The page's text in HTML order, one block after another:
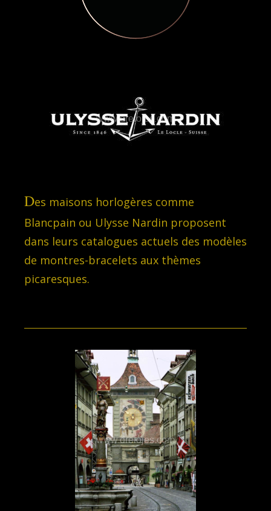
Des maisons horlogères comme
Blancpain ou Ulysse Nardin proposent
dans leurs catalogues actuels des modèles
de montres-bracelets aux thèmes
picaresques.